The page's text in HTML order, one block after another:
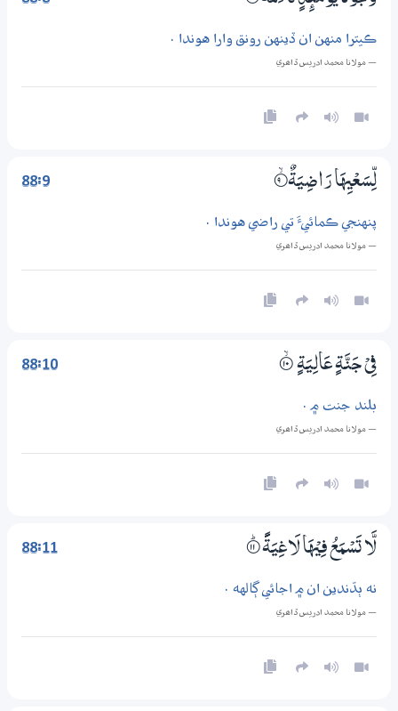
ڪيترا منهن ان ڏينهن رونق وارا هوندا .
— مولانا محمد ادريس ڏاھري
88:9 لِّسَعْيِهَا رَاضِيَةٌ 9‏۝ۙ
پنهنجي ڪمائيءَ تي راضي هوندا .
— مولانا محمد ادريس ڏاھري
88:10 فِيْ جَنَّةٍ عَالِيَةٍ ۝ۙ10
بلند جنت ۾ .
— مولانا محمد ادريس ڏاھري
88:11 لَّا تَسْمَعُ فِيْهَا لَاغِيَةً ۝ۭ11
نه ٻڌندين ان ۾ اجائي ڳالهه .
— مولانا محمد ادريس ڏاھري